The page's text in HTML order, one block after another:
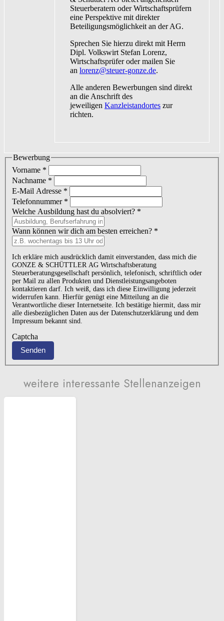
Steuerberatern oder Wirtschaftsprüfern
eine Perspektive mit direkter
Beteiligungsmöglichkeit an der AG.
Sprechen Sie hierzu direkt mit Herrn
Dipl. Volkswirt Stefan Lorenz,
Wirtschaftsprüfer oder mailen Sie
an lorenz@steuer-gonze.de.
Alle anderen Bewerbungen sind direkt
an die Anschrift des
jeweiligen Kanzleistandortes zur
richten.
Bewerbung
Vorname *
Nachname *
E-Mail Adresse *
Telefonnummer *
Welche Ausbildung hast du absolviert? *
Wann können wir dich am besten erreichen? *
Ich erkläre mich ausdrücklich damit einverstanden, dass mich die
GONZE & SCHÜTTLER AG Wirtschaftsberatung
Steuerberatungsgesellschaft persönlich, telefonisch, schriftlich oder
per Mail zu allen Produkten und Dienstleistungsangeboten
kontaktieren darf. Ich weiß, dass ich diese Einwilligung jederzeit
widerrufen kann. Hierfür genügt eine Mitteilung an die
Verantwortliche dieser Internetseite. Ich bestätige hiermit, dass mir
alle diesbezüglichen Daten aus der Datenschutzerklärung und dem
Impressum bekannt sind.
Captcha
Senden
weitere interessante Stellenanzeigen